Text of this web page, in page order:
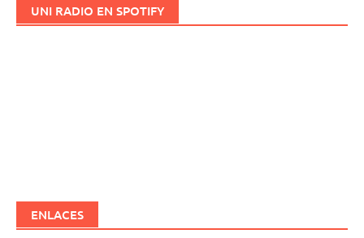
UNI RADIO EN SPOTIFY
ENLACES